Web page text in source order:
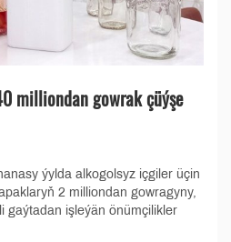
milliondan gowrak çüýşe
ýylda alkogolsyz içgiler üçin
2 milliondan gowragyny,
gaýtadan işleýän önümçilikler